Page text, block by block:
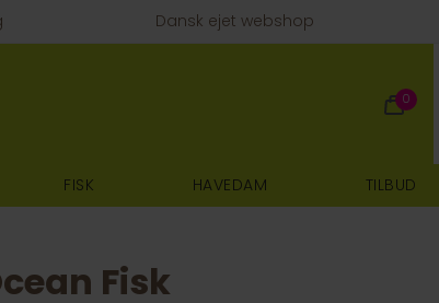
Dansk ejet webshop
0
FISK HAVEDAM TILBUD
Fisk